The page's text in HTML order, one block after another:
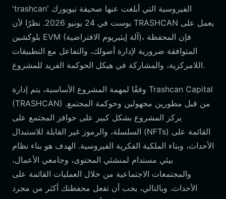
'trashcan' الفيروسية التي أبلغت عنها صحيفة نيويورك
بوست في 24 يونيو 2026. نظرًا لأن TRASHCAN يعمل على
بلوكشين EVM (آلة إيثيريوم الافتراضية)، فإن المحفظة
المتوافقة ضرورية لإدارة أصولك، والتفاعل مع التطبيقات
اللامركزية، والمشاركة في هيكل الحوكمة الفريد للمشروع.
وفقًا لمهمة المشروع الأساسية، يتم إدارة Trashcan Capital
(TRASHCAN) من قبل مطورين مجهولين وحوكمة المجتمع.
يركز المشروع بشكل كبير على حوافز المجتمع على
السلسلة، والرموز غير القابلة للاستبدال (NFTs) القائمة على
الأحداث، وبناء الملكية الفكرية الفيروسية. الهدف هو بناء نظام
بيئي مستدام لمنشئي المحتوى، وجامعي الأعمال،
والمجتمعات الاجتماعية من خلال العمليات القائمة على
الأحداث. وبالتالي، يجب أن تفعل محفظتك أكثر من مجرد